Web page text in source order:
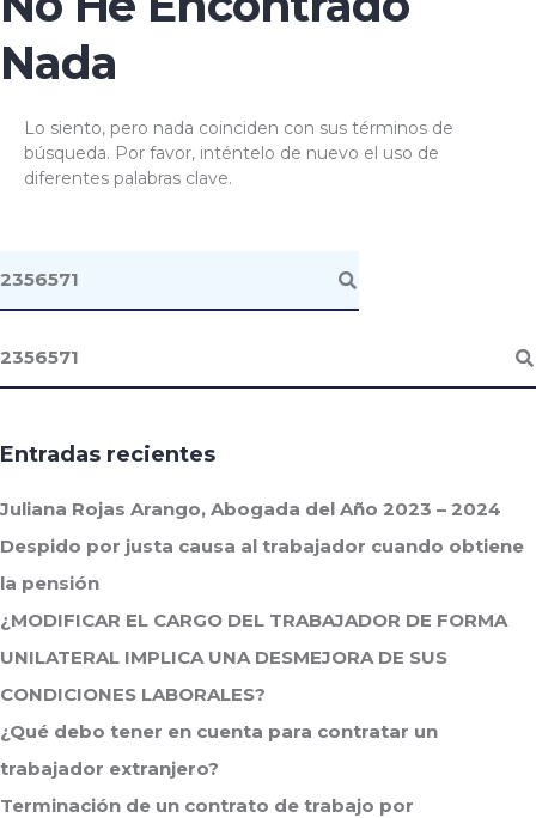
Nada
Lo siento, pero nada coinciden con sus términos de
búsqueda. Por favor, inténtelo de nuevo el uso de
diferentes palabras clave.
Entradas recientes
Juliana Rojas Arango, Abogada del Año 2023 – 2024
Despido por justa causa al trabajador cuando obtiene
la pensión
¿MODIFICAR EL CARGO DEL TRABAJADOR DE FORMA
UNILATERAL IMPLICA UNA DESMEJORA DE SUS
CONDICIONES LABORALES?
¿Qué debo tener en cuenta para contratar un
trabajador extranjero?
Terminación de un contrato de trabajo por